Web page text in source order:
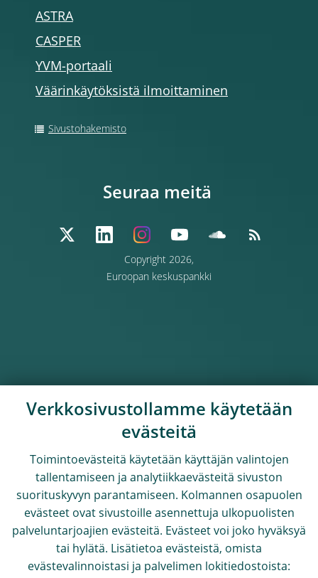
ASTRA
CASPER
YVM-portaali
Väärinkäytöksistä ilmoittaminen
Sivustohakemisto
Copyright 2026,
Euroopan keskuspankki
Seuraa meitä
Verkkosivustollamme käytetään
evästeitä
Toimintoevästeitä käytetään käyttäjän valintojen
tallentamiseen ja analytiikkaevästeitä sivuston
suorituskyvyn parantamiseen. Kolmannen osapuolen
evästeet ovat sivustoille asennettuja ulkopuolisten
palveluntarjoajien evästeitä. Evästeet voi joko hyväksyä
tai hylätä. Lisätietoa evästeistä, omista
evästevalinnoistasi ja palvelimen lokitiedostoista: